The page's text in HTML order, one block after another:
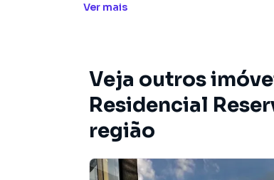
A propriedade conta com 4 suítes,
Ao visitar esta propriedade, você
casa em condomínio nesta região
realidade e agendar uma visita para
Casa para Venda em região
Ver mais
Veja outros
Residencial
região